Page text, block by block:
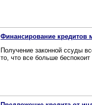
Финансирование
Получение законной ссуды
то, что все больше